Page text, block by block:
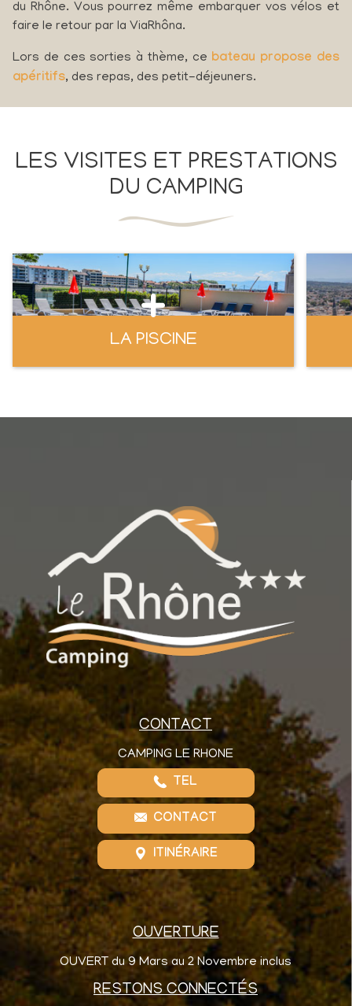
du Rhône. Vous pourrez même embarquer vos vélos et
faire le retour par la ViaRhôna.
Lors de ces sorties à thème, ce bateau propose des
apéritifs, des repas, des petit-déjeuners.
LES VISITES ET PRESTATIONS
DU CAMPING
LA PISCINE
CONTACT
CAMPING LE RHONE
TEL
CONTACT
ITINÉRAIRE
OUVERTURE
OUVERT du 9 Mars au 2 Novembre inclus
RESTONS CONNECTÉS